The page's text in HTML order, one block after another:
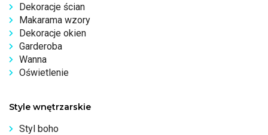
Dekoracje ścian
Makarama wzory
Dekoracje okien
Garderoba
Wanna
Oświetlenie
Style wnętrzarskie
Styl boho